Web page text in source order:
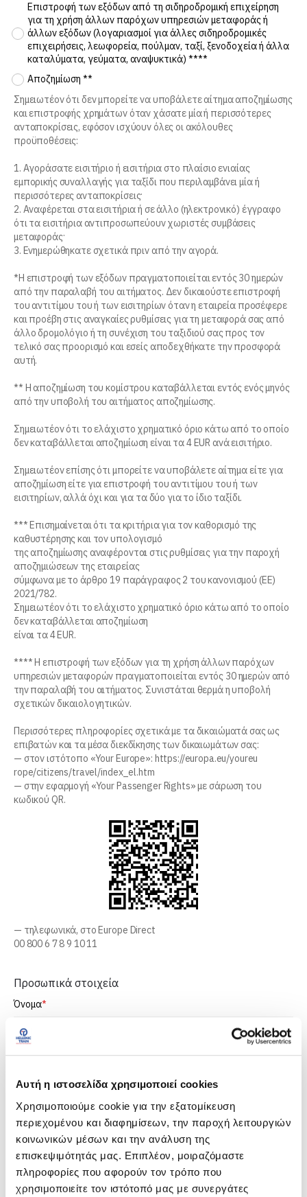
Αυτή η ιστοσελίδα χρησιμοποιεί cookies
Χρησιμοποιούμε cookie για την εξατομίκευση
περιεχομένου και διαφημίσεων, την παροχή λειτουργιών
κοινωνικών μέσων και την ανάλυση της
επισκεψιμότητάς μας. Επιπλέον, μοιραζόμαστε
πληροφορίες που αφορούν τον τρόπο που
χρησιμοποιείτε τον ιστότοπό μας με συνεργάτες
Επιστροφή των εξόδων από τη σιδηροδρομική επιχείρηση
για τη χρήση άλλων παρόχων υπηρεσιών μεταφοράς ή
άλλων εξόδων (λογαριασμοί για άλλες σιδηροδρομικές
επιχειρήσεις, λεωφορεία, πούλμαν, ταξί, ξενοδοχεία ή άλλα
καταλύματα, γεύματα, αναψυκτικά) ****
Αποζημίωση **
Σημειωτέον ότι δεν μπορείτε να υποβάλετε αίτημα αποζημίωσης
και επιστροφής χρημάτων όταν χάσατε μία ή περισσότερες
ανταποκρίσεις, εφόσον ισχύουν όλες οι ακόλουθες
προϋποθέσεις:
1. Αγοράσατε εισιτήριο ή εισιτήρια στο πλαίσιο ενιαίας
εμπορικής συναλλαγής για ταξίδι που περιλαμβάνει μία ή
περισσότερες ανταποκρίσεις·
2. Αναφέρεται στα εισιτήρια ή σε άλλο (ηλεκτρονικό) έγγραφο
ότι τα εισιτήρια αντιπροσωπεύουν χωριστές συμβάσεις
μεταφοράς·
3. Ενημερώθηκατε σχετικά πριν από την αγορά.
*Η επιστροφή των εξόδων πραγματοποιείται εντός 30 ημερών
από την παραλαβή του αιτήματος. Δεν δικαιούστε επιστροφή
του αντιτίμου του ή των εισιτηρίων όταν η εταιρεία προσέφερε
και προέβη στις αναγκαίες ρυθμίσεις για τη μεταφορά σας από
άλλο δρομολόγιο ή τη συνέχιση του ταξιδιού σας προς τον
τελικό σας προορισμό και εσείς αποδεχθήκατε την προσφορά
αυτή.
** Η αποζημίωση του κομίστρου καταβάλλεται εντός ενός μηνός
από την υποβολή του αιτήματος αποζημίωσης.
Σημειωτέον ότι το ελάχιστο χρηματικό όριο κάτω από το οποίο
δεν καταβάλλεται αποζημίωση είναι τα 4 EUR ανά εισιτήριο.
Σημειωτέον επίσης ότι μπορείτε να υποβάλετε αίτημα είτε για
αποζημίωση είτε για επιστροφή του αντιτίμου του ή των
εισιτηρίων, αλλά όχι και για τα δύο για το ίδιο ταξίδι.
*** Επισημαίνεται ότι τα κριτήρια για τον καθορισμό της
καθυστέρησης και τον υπολογισμό
της αποζημίωσης αναφέρονται στις ρυθμίσεις για την παροχή
αποζημιώσεων της εταιρείας
σύμφωνα με το άρθρο 19 παράγραφος 2 του κανονισμού (ΕΕ)
2021/782.
Σημειωτέον ότι το ελάχιστο χρηματικό όριο κάτω από το οποίο
δεν καταβάλλεται αποζημίωση
είναι τα 4 EUR.
**** Η επιστροφή των εξόδων για τη χρήση άλλων παρόχων
υπηρεσιών μεταφορών πραγματοποιείται εντός 30 ημερών από
την παραλαβή του αιτήματος. Συνιστάται θερμά η υποβολή
σχετικών δικαιολογητικών.
Περισσότερες πληροφορίες σχετικά με τα δικαιώματά σας ως
επιβατών και τα μέσα διεκδίκησης των δικαιωμάτων σας:
— στον ιστότοπο «Your Europe»: https://europa.eu/youreu
rope/citizens/travel/index_el.htm
— στην εφαρμογή «Your Passenger Rights» με σάρωση του
κωδικού QR.
— τηλεφωνικά, στο Europe Direct
00 800 6 7 8 9 10 11
Προσωπικά στοιχεία
Όνομα
A
r
e
s
Διεύθυνση
Πόλη